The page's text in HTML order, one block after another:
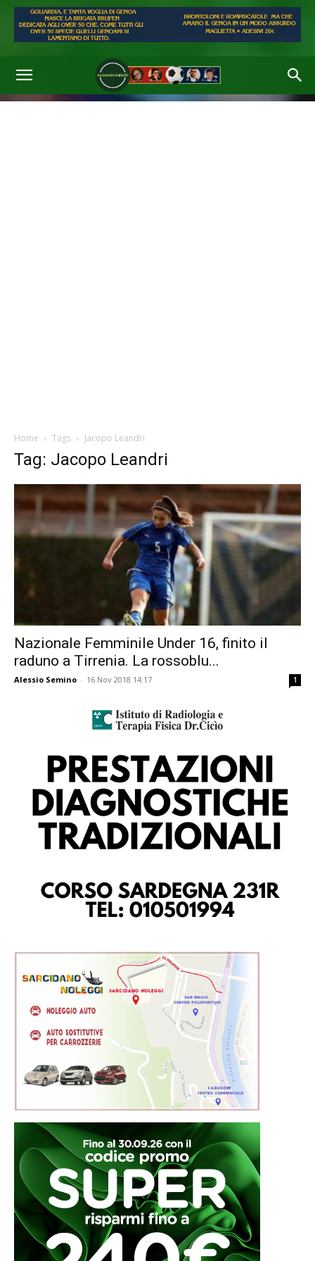
Home Tags Jacopo Leandri
Tag: Jacopo Leandri
Nazionale Femminile Under 16, finito il
raduno a Tirrenia. La rossoblu...
Alessio Semino - 16 Nov 2018 14:17 1